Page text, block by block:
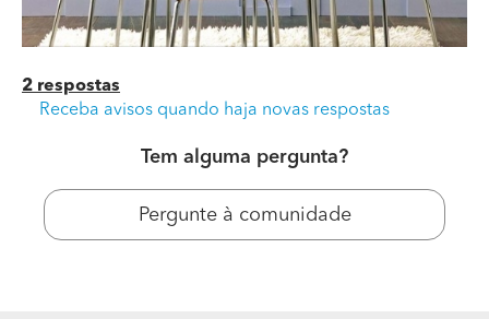
2 respostas
Receba avisos quando haja novas respostas
Tem alguma pergunta?
Pergunte à comunidade